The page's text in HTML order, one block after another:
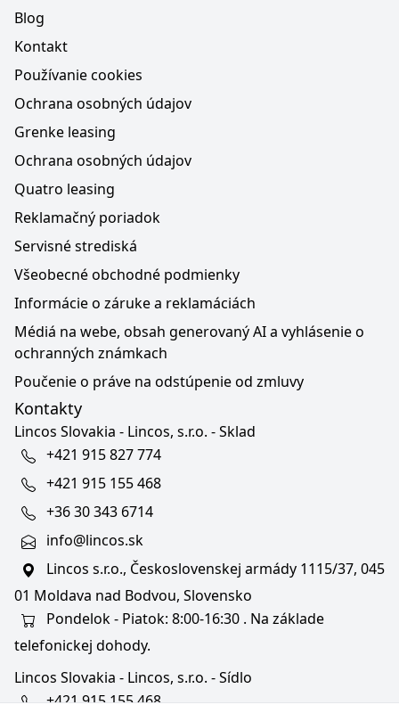
Blog
Kontakt
Používanie cookies
Ochrana osobných údajov
Grenke leasing
Ochrana osobných údajov
Quatro leasing
Reklamačný poriadok
Servisné strediská
Všeobecné obchodné podmienky
Informácie o záruke a reklamáciách
Médiá na webe, obsah generovaný AI a vyhlásenie o
ochranných známkach
Poučenie o práve na odstúpenie od zmluvy
Kontakty
Lincos Slovakia - Lincos, s.r.o. - Sklad
+421 915 827 774
+421 915 155 468
+36 30 343 6714
info@lincos.sk
Lincos s.r.o., Československej armády 1115/37, 045
01 Moldava nad Bodvou, Slovensko
Pondelok - Piatok: 8:00-16:30 . Na základe
telefonickej dohody.
Lincos Slovakia - Lincos, s.r.o. - Sídlo
+421 915 155 468